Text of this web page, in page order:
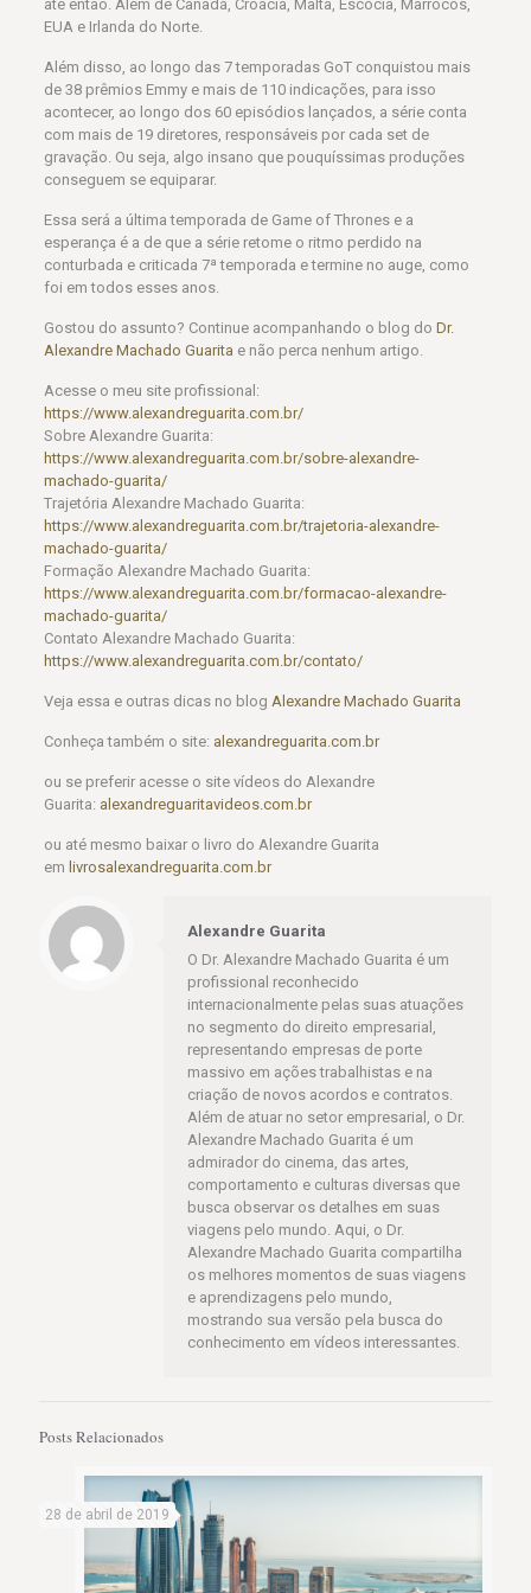
até então. Além de Canadá, Croácia, Malta, Escócia, Marrocos,
EUA e Irlanda do Norte.
Além disso, ao longo das 7 temporadas GoT conquistou mais
de 38 prêmios Emmy e mais de 110 indicações, para isso
acontecer, ao longo dos 60 episódios lançados, a série conta
com mais de 19 diretores, responsáveis por cada set de
gravação. Ou seja, algo insano que pouquíssimas produções
conseguem se equiparar.
Essa será a última temporada de Game of Thrones e a
esperança é a de que a série retome o ritmo perdido na
conturbada e criticada 7ª temporada e termine no auge, como
foi em todos esses anos.
Gostou do assunto? Continue acompanhando o blog do Dr.
Alexandre Machado Guarita e não perca nenhum artigo.
Acesse o meu site profissional:
https://www.alexandreguarita.com.br/
Sobre Alexandre Guarita:
https://www.alexandreguarita.com.br/sobre-alexandre-
machado-guarita/
Trajetória Alexandre Machado Guarita:
https://www.alexandreguarita.com.br/trajetoria-alexandre-
machado-guarita/
Formação Alexandre Machado Guarita:
https://www.alexandreguarita.com.br/formacao-alexandre-
machado-guarita/
Contato Alexandre Machado Guarita:
https://www.alexandreguarita.com.br/contato/
Veja essa e outras dicas no blog Alexandre Machado Guarita
Conheça também o site: alexandreguarita.com.br
ou se preferir acesse o site vídeos do Alexandre
Guarita: alexandreguaritavideos.com.br
ou até mesmo baixar o livro do Alexandre Guarita
em livrosalexandreguarita.com.br
Alexandre Guarita
O Dr. Alexandre Machado Guarita é um
profissional reconhecido
internacionalmente pelas suas atuações
no segmento do direito empresarial,
representando empresas de porte
massivo em ações trabalhistas e na
criação de novos acordos e contratos.
Além de atuar no setor empresarial, o Dr.
Alexandre Machado Guarita é um
admirador do cinema, das artes,
comportamento e culturas diversas que
busca observar os detalhes em suas
viagens pelo mundo. Aqui, o Dr.
Alexandre Machado Guarita compartilha
os melhores momentos de suas viagens
e aprendizagens pelo mundo,
mostrando sua versão pela busca do
conhecimento em vídeos interessantes.
Posts Relacionados
28 de abril de 2019